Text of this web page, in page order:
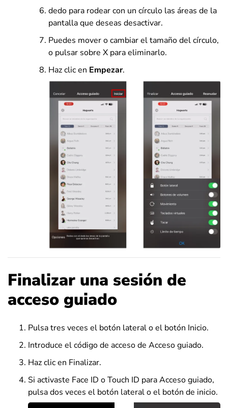
dedo para rodear con un círculo las áreas de la
pantalla que deseas desactivar.
Puedes mover o cambiar el tamaño del círculo,
o pulsar sobre X para eliminarlo.
Haz clic en Empezar.
Finalizar una sesión de
acceso guiado
Pulsa tres veces el botón lateral o el botón Inicio.
Introduce el código de acceso de Acceso guiado.
Haz clic en Finalizar.
Si activaste Face ID o Touch ID para Acceso guiado,
pulsa dos veces el botón lateral o el botón de inicio.